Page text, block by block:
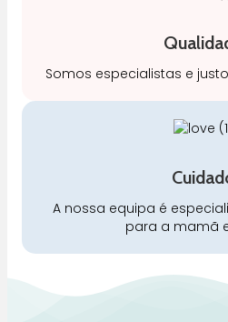
Somos especialistas e
A nossa equipa é
para a mamã